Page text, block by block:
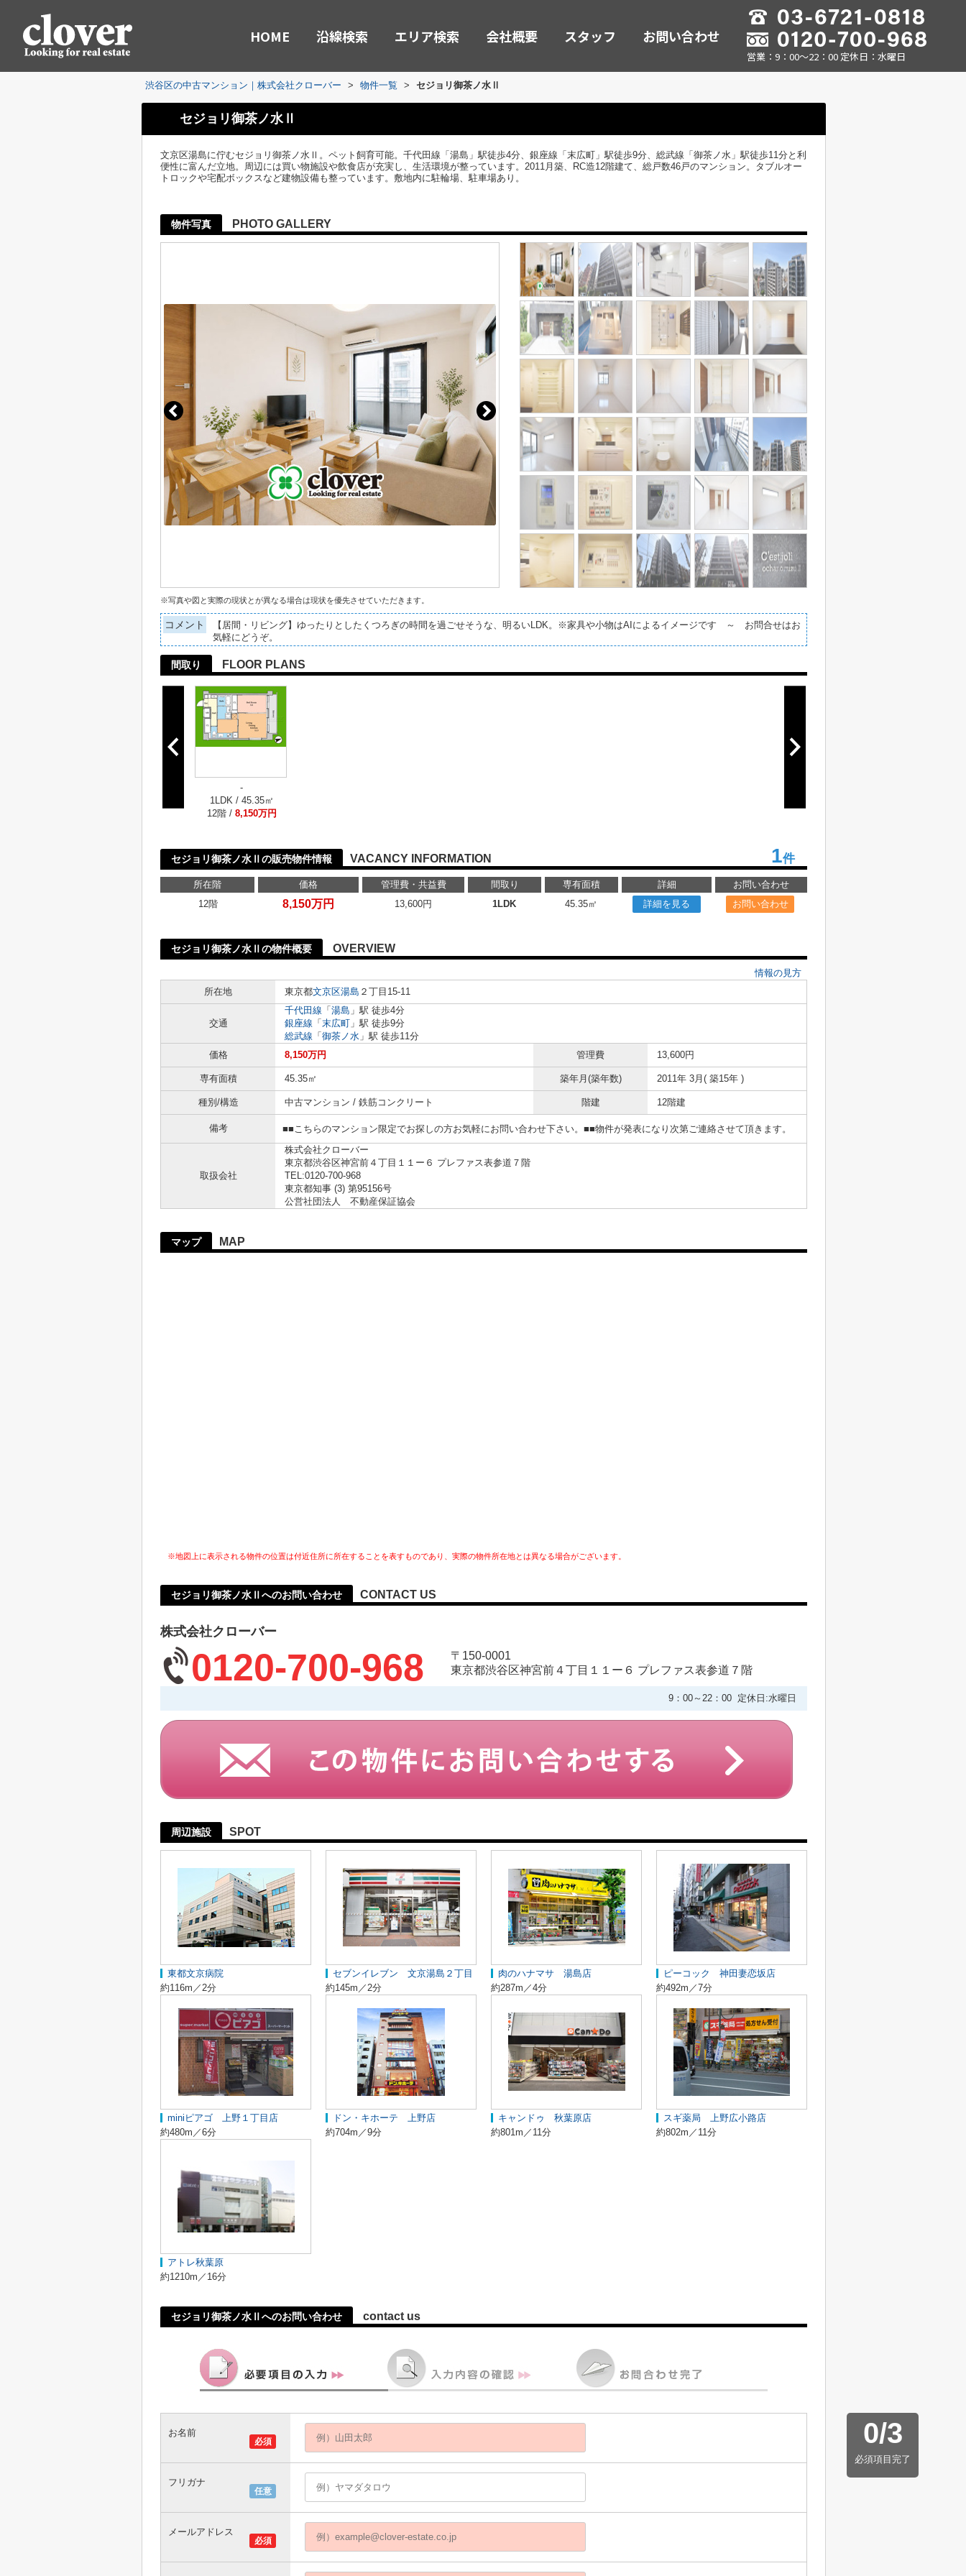
HOME 沿線検索 エリア検索 会社概要 スタッフ お問い合わせ
営業：9：00～22：00 定休日：水曜日
渋谷区の中古マンション｜株式会社クローバー > 物件一覧 > セジョリ御茶ノ水Ⅱ
セジョリ御茶ノ水Ⅱ
文京区湯島に佇むセジョリ御茶ノ水Ⅱ。ペット飼育可能。千代田線「湯島」駅徒歩4分、銀座線「末広町」駅徒歩9分、総武線「御茶ノ水」駅徒歩11分と利
便性に富んだ立地。周辺には買い物施設や飲食店が充実し、生活環境が整っています。2011月築、RC造12階建て、総戸数46戸のマンション。タブルオー
トロックや宅配ボックスなど建物設備も整っています。敷地内に駐輪場、駐車場あり。
物件写真 PHOTO GALLERY
※写真や図と実際の現状とが異なる場合は現状を優先させていただきます。
コメント
【居間・リビング】ゆったりとしたくつろぎの時間を過ごせそうな、明るいLDK。※家具や小物はAIによるイメージです ～ お問合せはお
気軽にどうぞ。
間取り FLOOR PLANS
-
1LDK / 45.35㎡
12階 / 8,150万円
セジョリ御茶ノ水Ⅱの販売物件情報 VACANCY INFORMATION 1件
所在階 価格 管理費・共益費 間取り 専有面積 詳細
お問い合わせ
12階
8,150万円 13,600円 1LDK 45.35㎡ 詳細を見る お問い合わせ
セジョリ御茶ノ水Ⅱの物件概要 OVERVIEW
情報の見方
所在地
東京都文京区湯島 ２丁目15-11
交通
千代田線 「 湯島 」駅 徒歩4分
銀座線 「 末広町 」駅 徒歩9分
総武線 「 御茶ノ水 」駅 徒歩11分
価格
8,150万円 管理費 13,600円
専有面積 45.35㎡ 築年月(築年数) 2011年 3月( 築15年 )
種別/構造 中古マンション / 鉄筋コンクリート 階建 12階建
備考 ■■こちらのマンション限定でお探しの方お気軽にお問い合わせ下さい。■■物件が発表になり次第ご連絡させて頂きます。
取扱会社
株式会社クローバー
東京都渋谷区神宮前４丁目１１ー６ プレファス表参道７階
TEL:0120-700-968
東京都知事 (3) 第95156号
公営社団法人 不動産保証協会
マップ MAP
※地図上に表示される物件の位置は付近住所に所在することを表すものであり、実際の物件所在地とは異なる場合がございます。
セジョリ御茶ノ水Ⅱへのお問い合わせ CONTACT US
株式会社クローバー
0120-700-968
〒150-0001
東京都渋谷区神宮前４丁目１１ー６ プレファス表参道７階
9：00～22：00 定休日:水曜日
周辺施設 SPOT
東都文京病院
約116m／2分
セブンイレブン 文京湯島２丁目
約145m／2分
肉のハナマサ 湯島店
約287m／4分
ピーコック 神田妻恋坂店
約492m／7分
miniピアゴ 上野１丁目店
約480m／6分
ドン・キホーテ 上野店
約704m／9分
キャンドゥ 秋葉原店
約801m／11分
スギ薬局 上野広小路店
約802m／11分
アトレ秋葉原
約1210m／16分
セジョリ御茶ノ水Ⅱへのお問い合わせ contact us
0/3
必須項目完了
必須
お名前
任意
フリガナ
必須
メールアドレス